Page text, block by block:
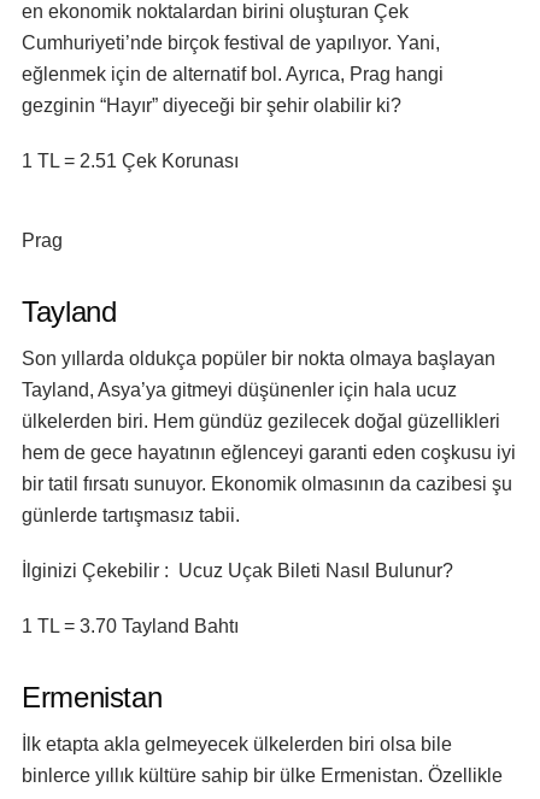
en ekonomik noktalardan birini oluşturan Çek
Cumhuriyeti’nde birçok festival de yapılıyor. Yani,
eğlenmek için de alternatif bol. Ayrıca, Prag hangi
gezginin “Hayır” diyeceği bir şehir olabilir ki?
1 TL = 2.51 Çek Korunası
Prag
Tayland
Son yıllarda oldukça popüler bir nokta olmaya başlayan
Tayland, Asya’ya gitmeyi düşünenler için hala ucuz
ülkelerden biri. Hem gündüz gezilecek doğal güzellikleri
hem de gece hayatının eğlenceyi garanti eden coşkusu iyi
bir tatil fırsatı sunuyor. Ekonomik olmasının da cazibesi şu
günlerde tartışmasız tabii.
İlginizi Çekebilir : Ucuz Uçak Bileti Nasıl Bulunur?
1 TL = 3.70 Tayland Bahtı
Ermenistan
İlk etapta akla gelmeyecek ülkelerden biri olsa bile
binlerce yıllık kültüre sahip bir ülke Ermenistan. Özellikle